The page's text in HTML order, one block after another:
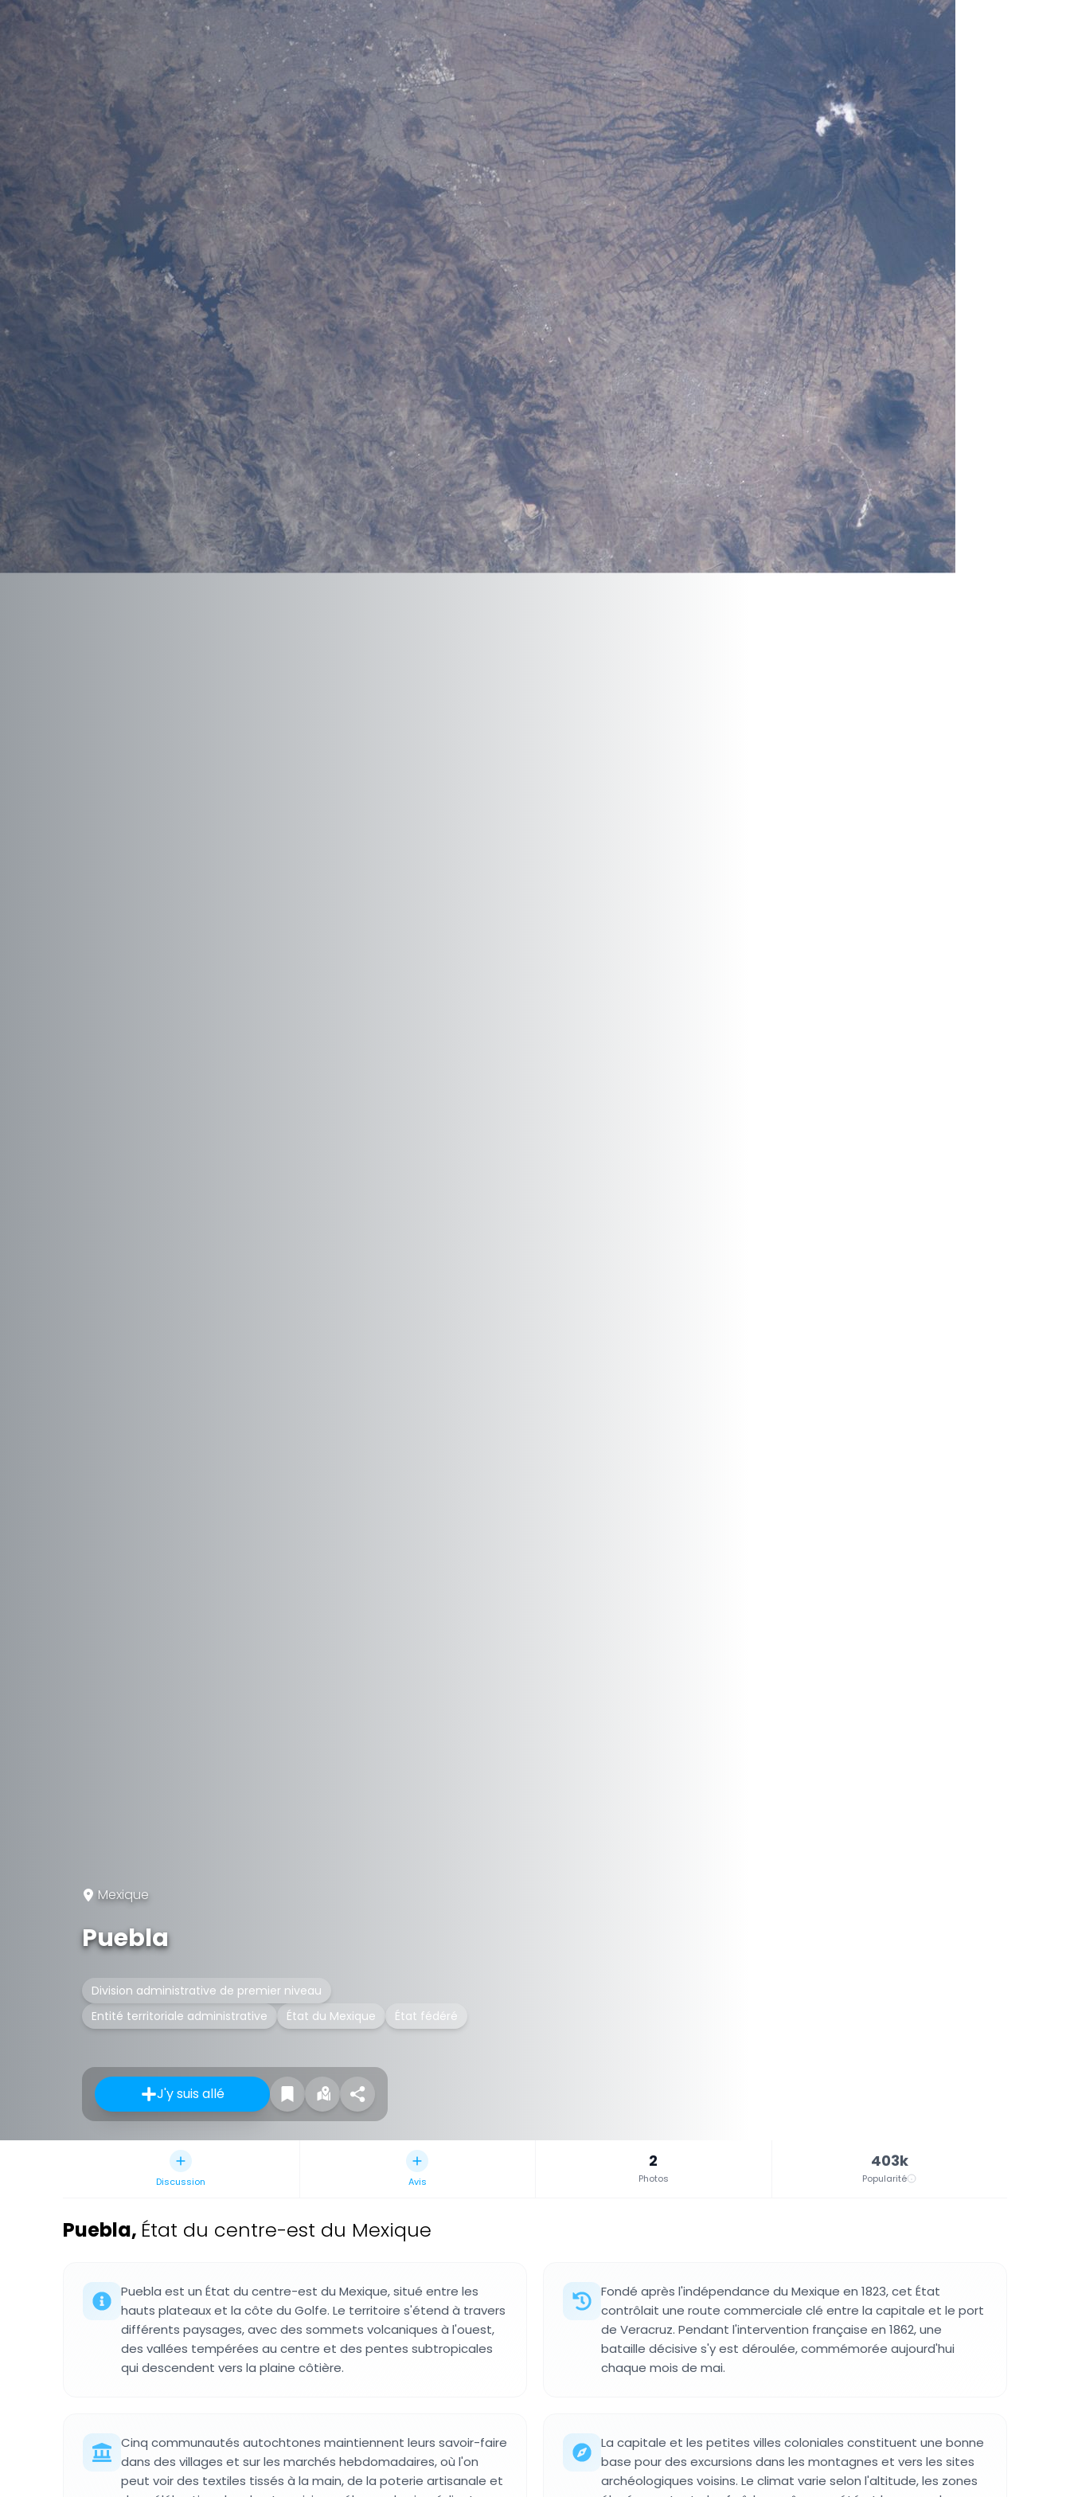
Mexique
Puebla
Division administrative de premier niveau
Entité territoriale administrative
État du Mexique État fédéré
J'y suis allé
Discussion Avis
2
Photos
403k
Popularité
Puebla, État du centre-est du Mexique
Puebla est un État du centre-est du Mexique, situé entre les
hauts plateaux et la côte du Golfe. Le territoire s'étend à travers
différents paysages, avec des sommets volcaniques à l'ouest,
des vallées tempérées au centre et des pentes subtropicales
qui descendent vers la plaine côtière.
Fondé après l'indépendance du Mexique en 1823, cet État
contrôlait une route commerciale clé entre la capitale et le port
de Veracruz. Pendant l'intervention française en 1862, une
bataille décisive s'y est déroulée, commémorée aujourd'hui
chaque mois de mai.
Cinq communautés autochtones maintiennent leurs savoir-faire
dans des villages et sur les marchés hebdomadaires, où l'on
peut voir des textiles tissés à la main, de la poterie artisanale et
La capitale et les petites villes coloniales constituent une bonne
base pour des excursions dans les montagnes et vers les sites
archéologiques voisins. Le climat varie selon l'altitude, les zones